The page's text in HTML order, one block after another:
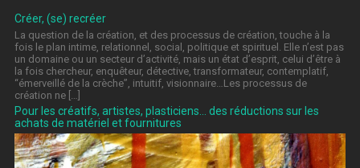
Créer, (se) recréer
La question de la création, et des processus de création, touche à la
fois le plan intime, relationnel, social, politique et spirituel. Elle n’est pas
un domaine ou un secteur d’activité, mais un état d’esprit, celui d’être à
la fois chercheur, enquêteur, détective, transformateur, contemplatif,
“émerveillé de la crèche”, intuitif, visionnaire…Les processus de
création ne […]
Pour les créatifs, artistes, plasticiens… des réductions sur les
achats de matériel et fournitures